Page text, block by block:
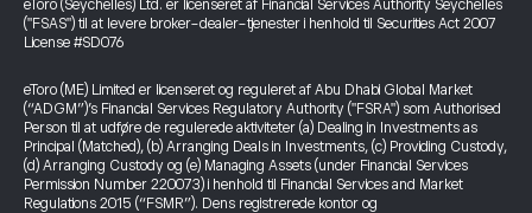
eToro (Seychelles) Ltd. er licenseret af Financial Services Authority Seychelles
("FSAS") til at levere broker-dealer-tjenester i henhold til Securities Act 2007
License #SD076
eToro (ME) Limited er licenseret og reguleret af Abu Dhabi Global Market
(“ADGM”)’s Financial Services Regulatory Authority ("FSRA") som Authorised
Person til at udføre de regulerede aktiviteter (a) Dealing in Investments as
Principal (Matched), (b) Arranging Deals in Investments, (c) Providing Custody,
(d) Arranging Custody og (e) Managing Assets (under Financial Services
Permission Number 220073) i henhold til Financial Services and Market
Regulations 2015 (“FSMR”). Dens registrerede kontor og